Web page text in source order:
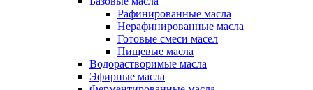
Рафинированные масла
Нерафинированные масла
Готовые смеси масел
Пищевые масла
Водорастворимые масла
Эфирные масла